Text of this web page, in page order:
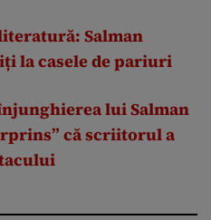
Salman
la casele de pariuri
lui Salman
că scriitorul a